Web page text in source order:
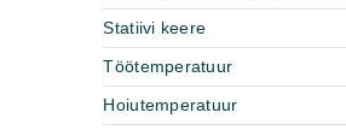
Statiivi keere
Töötemperatuur
Hoiutemperatuur